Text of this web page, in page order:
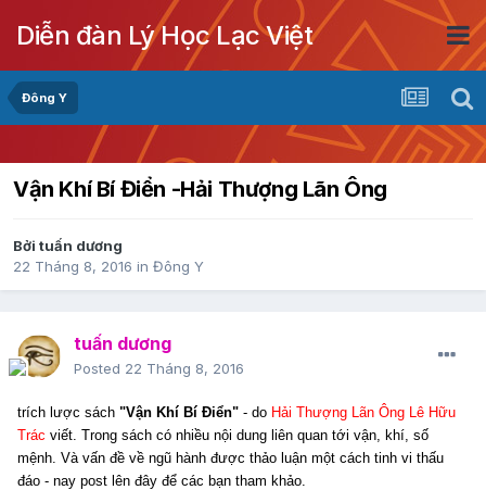
Diễn đàn Lý Học Lạc Việt
Đông Y
Vận Khí Bí Điển -Hải Thượng Lãn Ông
Bởi tuấn dương
22 Tháng 8, 2016 in Đông Y
tuấn dương
Posted 22 Tháng 8, 2016
trích lược sách "Vận Khí Bí Điển" - do Hải Thượng Lãn Ông Lê Hữu
Trác viết. Trong sách có nhiều nội dung liên quan tới vận, khí, số
mệnh. Và vấn đề về ngũ hành được thảo luận một cách tinh vi thấu
đáo - nay post lên đây để các bạn tham khảo.